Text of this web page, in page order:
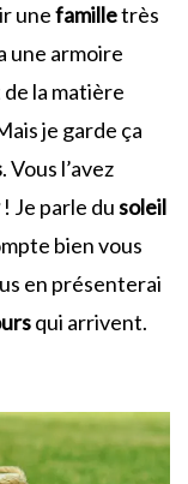
unefamilletrès
une armoire
la matière
je garde ça
. Vous l’avez
! Je parle dusoleil
bien vous
en présenterai
qui arrivent.